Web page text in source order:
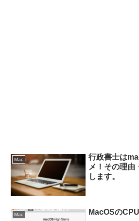
Mac
行政書士は
メ！その理由
します。
Mac MacOSの